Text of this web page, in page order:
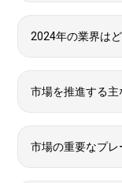
2024年の業界は
市場を推進する主
市場の重要なプレ